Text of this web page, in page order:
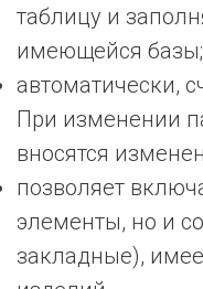
таблицу и
имеющейся базы;
автоматически,
При изменении
вносятся
позволяет
элементы, но и
закладные),